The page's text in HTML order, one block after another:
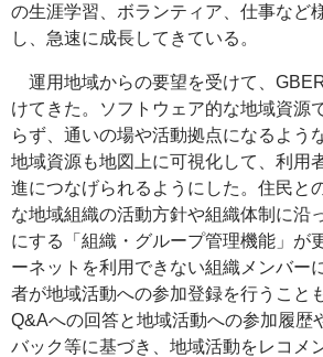
の生涯学習、ボランティア、仕事など
し、急速に成長してきている。
運用地域からの要望を受けて、
けてきた。ソフトウェア的な地域資源
らず、通いの場や活動拠点になるよう
地域資源も地図上に可視化して、利用
進につなげられるようにした。住民と
な地域組織の活動方針や組織体制に沿
にする「組織・グループ管理機能」が
ーネットを利用できない組織メンバー
者が地域活動への参加登録を行うこと
Q&Aへの回答と地域活動への参加履歴
バック等に基づき、地域活動をレコメ